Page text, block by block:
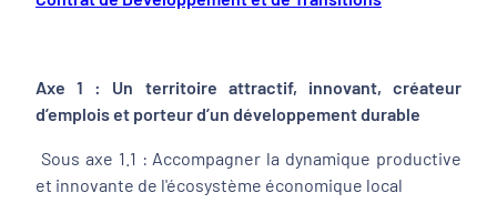
Axe 1 : Un territoire attractif, innovant, créateur
d’emplois et porteur d’un développement durable
Sous axe 1.1 : Accompagner la dynamique productive
et innovante de l'écosystème économique local